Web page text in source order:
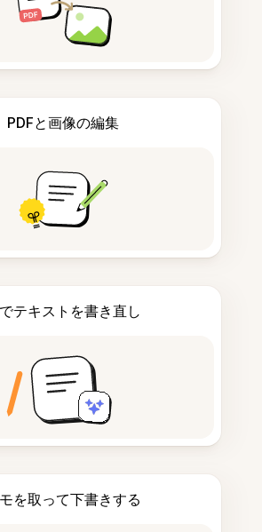
PDFと画像の編集
テキストを書き直し
を取って下書きする